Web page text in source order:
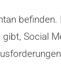
befinden.
Social